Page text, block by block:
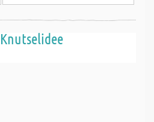
Knutselidee